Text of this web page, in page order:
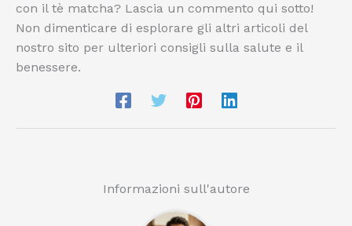
con il tè matcha? Lascia un commento qui sotto!
Non dimenticare di esplorare gli altri articoli del
nostro sito per ulteriori consigli sulla salute e il
benessere.
Informazioni sull'autore